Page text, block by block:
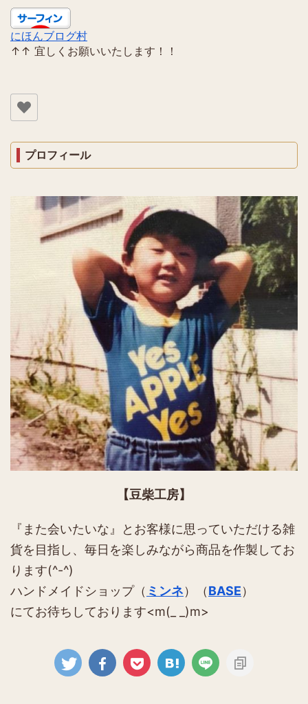
にほんブログ村
↑↑ 宜しくお願いいたします！！
プロフィール
【豆柴工房】
『また会いたいな』とお客様に思っていただける雑
貨を目指し、毎日を楽しみながら商品を作製してお
ります(^-^)
ハンドメイドショップ（ ミンネ）（BASE）
にてお待ちしております<m(_ _)m>